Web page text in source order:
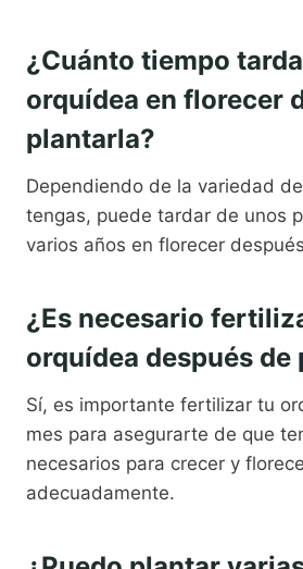
¿Cuánto tiempo
orquídea en florecer
plantarla?
Dependiendo de la variedad
tengas, puede tardar de unos
varios años en florecer
¿Es necesario
orquídea después de
Sí, es importante fertilizar tu
mes para asegurarte de que
necesarios para crecer y
adecuadamente.